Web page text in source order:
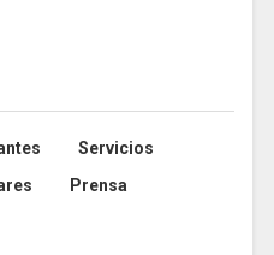
Servicios
Prensa